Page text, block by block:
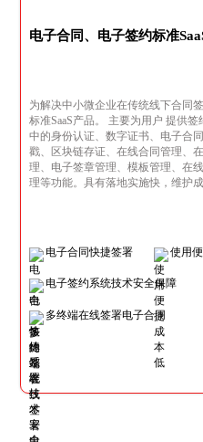
电子合同、电子签约标准
为解决中小微企业在传统线下合同
标准SaaS产品。 主要为用户 提供
中的身份认证、数字证书、电子合
戳、区块链存证、在线合同管理、
理、电子签章管理、模板管理、在
理等功能。具有落地实施快，维护
电子合同快捷签署 使用
电子签约系统技术安全保障
多终端在线签署电子合同